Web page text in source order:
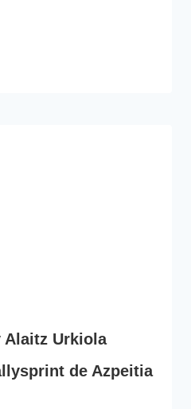
Alaitz Urkiola
de Azpeitia